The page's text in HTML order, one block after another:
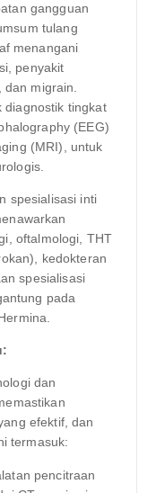
gangguan
tulang
menangani
penyakit
dan migrain.
diagnostik tingkat
(EEG)
(MRI), untuk
spesialisasi inti
oftalmologi, THT
kedokteran
spesialisasi
pada
dan
efektif, dan
termasuk:
pencitraan